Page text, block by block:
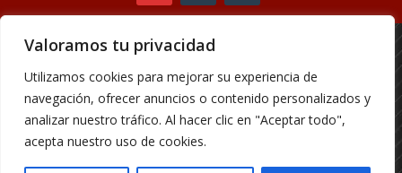
Valoramos tu privacidad
Utilizamos cookies para mejorar su experiencia de
navegación, ofrecer anuncios o contenido personalizados y
analizar nuestro tráfico. Al hacer clic en "Aceptar todo",
acepta nuestro uso de cookies.
Página de Contacto
Política de Privacidad
Términos y Condiciones